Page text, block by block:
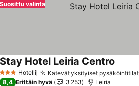
Suosittu valinta
3 Tähtiluokitus
Hotelli Kätevät yksityiset pysäköintitilat
Stay Hotel Leiria Centro
8,4 Erittäin hyvä 3 253 Leiria